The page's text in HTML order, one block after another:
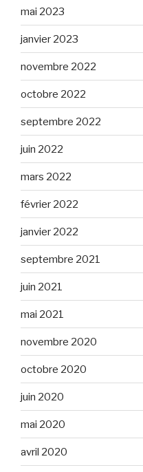
mai 2023
janvier 2023
novembre 2022
octobre 2022
septembre 2022
juin 2022
mars 2022
février 2022
janvier 2022
septembre 2021
juin 2021
mai 2021
novembre 2020
octobre 2020
juin 2020
mai 2020
avril 2020